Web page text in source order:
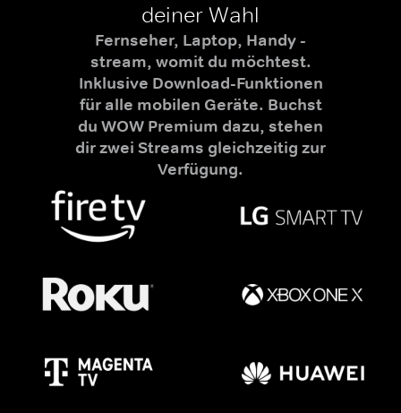
deiner Wahl
Fernseher, Laptop, Handy -
stream, womit du möchtest.
Inklusive Download-Funktionen
für alle mobilen Geräte. Buchst
du WOW Premium dazu, stehen
dir zwei Streams gleichzeitig zur
Verfügung.